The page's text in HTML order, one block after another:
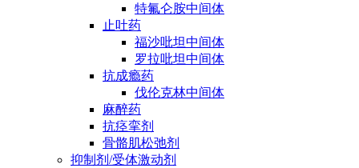
特氟仑胺中间体
止吐药
福沙吡坦中间体
罗拉吡坦中间体
抗成瘾药
伐伦克林中间体
麻醉药
抗痉挛剂
骨骼肌松弛剂
抑制剂/受体激动剂